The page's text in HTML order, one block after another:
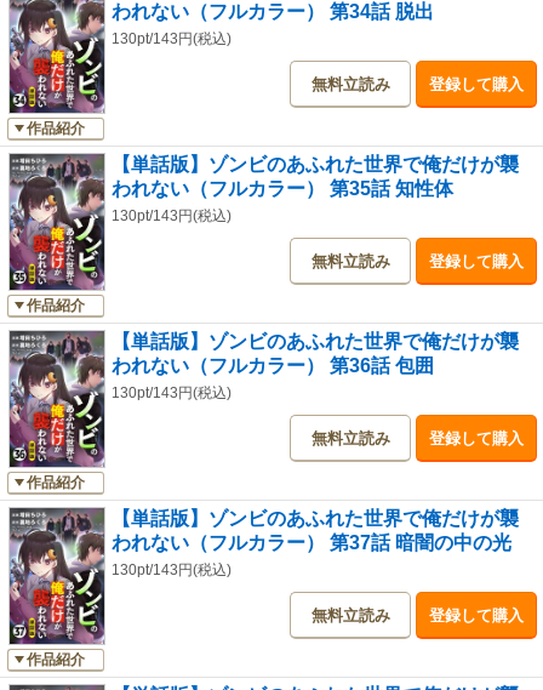
作品紹介
われない（フルカラー） 第34話 脱出
130pt/143円(税込)
無料立読み 登録して購入
作品紹介
【単話版】ゾンビのあふれた世界で俺だけが襲
われない（フルカラー） 第35話 知性体
130pt/143円(税込)
無料立読み 登録して購入
作品紹介
【単話版】ゾンビのあふれた世界で俺だけが襲
われない（フルカラー） 第36話 包囲
130pt/143円(税込)
無料立読み 登録して購入
作品紹介
【単話版】ゾンビのあふれた世界で俺だけが襲
われない（フルカラー） 第37話 暗闇の中の光
130pt/143円(税込)
無料立読み 登録して購入